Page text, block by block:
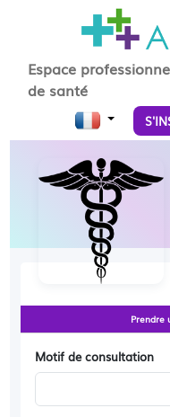
Espace
de santé
Prendre
Motif de consultation